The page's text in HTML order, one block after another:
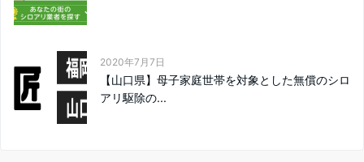
2020年7月7日
【山口県】母子家庭世帯を対象とした無償のシロ
アリ駆除の...